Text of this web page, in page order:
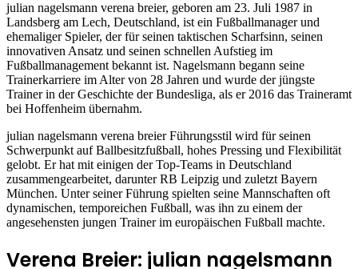
julian nagelsmann verena breier, geboren am 23. Juli 1987 in
Landsberg am Lech, Deutschland, ist ein Fußballmanager und
ehemaliger Spieler, der für seinen taktischen Scharfsinn, seinen
innovativen Ansatz und seinen schnellen Aufstieg im
Fußballmanagement bekannt ist. Nagelsmann begann seine
Trainerkarriere im Alter von 28 Jahren und wurde der jüngste
Trainer in der Geschichte der Bundesliga, als er 2016 das Traineramt
bei Hoffenheim übernahm.
julian nagelsmann verena breier Führungsstil wird für seinen
Schwerpunkt auf Ballbesitzfußball, hohes Pressing und Flexibilität
gelobt. Er hat mit einigen der Top-Teams in Deutschland
zusammengearbeitet, darunter RB Leipzig und zuletzt Bayern
München. Unter seiner Führung spielten seine Mannschaften oft
dynamischen, temporeichen Fußball, was ihn zu einem der
angesehensten jungen Trainer im europäischen Fußball machte.
Verena Breier: julian nagelsmann